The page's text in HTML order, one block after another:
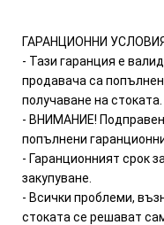
ГАРАНЦИОННИ
- Тази гаранция е
продавача са
получаване на стоката.
- ВНИМАНИЕ!
попълнени
- Гаранционният срок
закупуване.
- Всички проблеми,
стоката се решават